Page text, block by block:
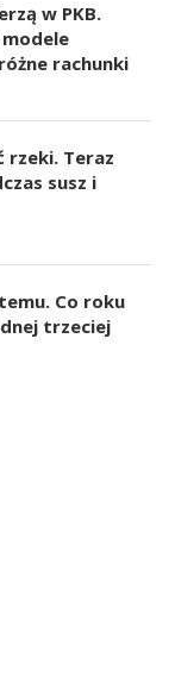
w PKB.
rachunki
rzeki. Teraz
susz i
Co roku
trzeciej